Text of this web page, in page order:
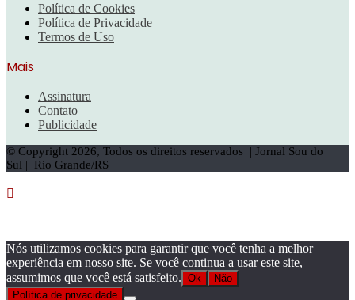
Política de Cookies
Política de Privacidade
Termos de Uso
Mais
Assinatura
Contato
Publicidade
© Copyright 2026, Todos os direitos reservados | Jornal Sou do
Sul | Rio Grande/RS
Nós utilizamos cookies para garantir que você tenha a melhor
experiência em nosso site. Se você continua a usar este site,
assumimos que você está satisfeito. Ok
Não
Política de privacidade